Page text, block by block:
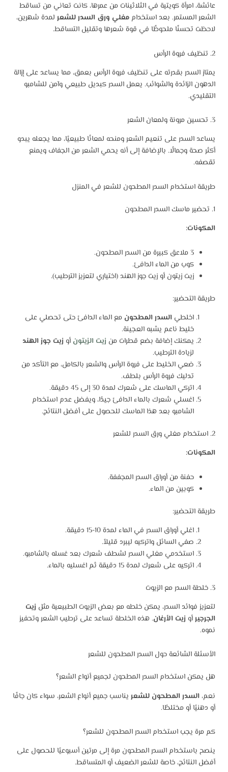
عائشة، امرأة كويتية في الثلاثينات من عمرها، كانت تعاني من تساقط
الشعر المستمر. بعد استخدام مغلي ورق السدر للشعر لمدة شهرين،
لاحظت تحسنًا ملحوظًا في قوة شعرها وتقليل التساقط.
2. تنظيف فروة الرأس
يمتاز السدر بقدرته على تنظيف فروة الرأس بعمق، مما يساعد على إزالة
الدهون الزائدة والشوائب. يعمل السدر كبديل طبيعي وآمن للشامبو
التقليدي.
3. تحسين مرونة ولمعان الشعر
يساعد السدر على تنعيم الشعر ومنحه لمعانًا طبيعيًا، مما يجعله يبدو
أكثر صحة وجمالًا. بالإضافة إلى أنه يحمي الشعر من الجفاف ويمنع
تقصفه.
طريقة استخدام السدر المطحون للشعر في المنزل
1. تحضير ماسك السدر المطحون
المكونات:
3 ملاعق كبيرة من السدر المطحون.
كوب من الماء الدافئ.
زيت زيتون أو زيت جوز الهند (اختياري لتعزيز الترطيب).
طريقة التحضير:
اخلطي السدر المطحون مع الماء الدافئ حتى تحصلي على
خليط ناعم يشبه العجينة.
يمكنك إضافة بضع قطرات من زيت الزيتون أو زيت جوز الهند
لزيادة الترطيب.
ضعي الخليط على فروة الرأس والشعر بالكامل، مع التأكد من
تدليك فروة الرأس بلطف.
اتركي الماسك على شعرك لمدة 30 إلى 45 دقيقة.
اغسلي شعرك بالماء الدافئ جيدًا، ويفضل عدم استخدام
الشامبو بعد هذا الماسك للحصول على أفضل النتائج.
2. استخدام مغلي ورق السدر للشعر
المكونات:
حفنة من أوراق السدر المجففة.
كوبين من الماء.
طريقة التحضير:
اغلي أوراق السدر في الماء لمدة 10-15 دقيقة.
صفي السائل واتركيه ليبرد قليلاً.
استخدمي مغلي السدر لشطف شعرك بعد غسله بالشامبو.
اتركيه على شعرك لمدة 15 دقيقة ثم اغسليه بالماء.
3. خلطة السدر مع الزيوت
لتعزيز فوائد السدر، يمكن خلطه مع بعض الزيوت الطبيعية مثل زيت
الجرجيرأو زيت الأرغان. هذه الخلطة تساعد على ترطيب الشعر وتحفيز
نموه.
الأسئلة الشائعة حول السدر المطحون للشعر
هل يمكن استخدام السدر المطحون لجميع أنواع الشعر؟
نعم، السدر المطحون للشعر يناسب جميع أنواع الشعر، سواء كان جافًا
أو دهنيًا أو مختلطًا.
كم مرة يجب استخدام السدر المطحون للشعر؟
ينصح باستخدام السدر المطحون مرة إلى مرتين أسبوعيًا للحصول على
أفضل النتائج، خاصة للشعر الضعيف أو المتساقط.